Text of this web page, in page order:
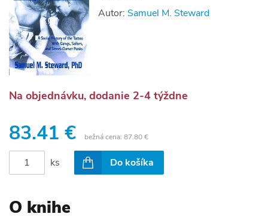
Autor: Samuel M. Steward
Na objednávku, dodanie 2-4 týždne
83.41 € bežná cena: 87.80 €
ks Do košíka
O knihe